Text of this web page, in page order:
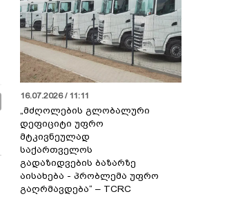
16.07.2026 / 11:11
„მძღოლების გლობალური
დეფიციტი უფრო
მტკივნეულად
საქართველოს
გადაზიდვების ბაზარზე
აისახება - პრობლემა უფრო
გაღრმავდება“ – TCRC